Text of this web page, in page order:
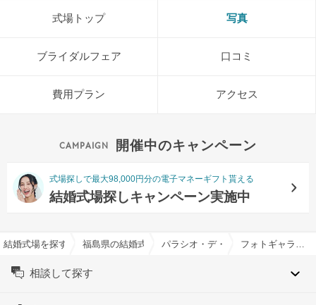
式場トップ 写真
ブライダルフェア 口コミ
費用プラン アクセス
開催中のキャンペーン
式場探しで最大98,000円分の電子マネーギフト貰える
結婚式場探しキャンペーン実施中
結婚式場を探すならハナユメ福島県の結婚式場一覧パラシオ・デ・ビアナ ベル・カー
相談して探す